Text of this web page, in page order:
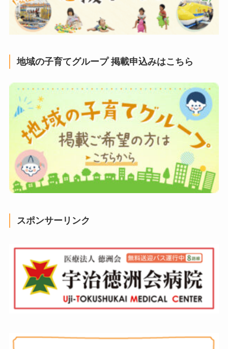
地域の子育てグループ 掲載申込みはこちら
スポンサーリンク